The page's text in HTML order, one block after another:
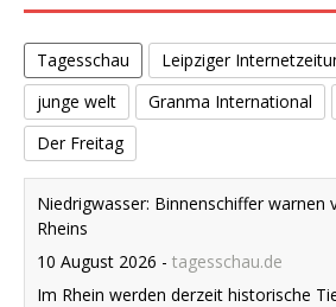
Tagesschau Leipziger
junge welt
Granma International
Der Freitag
Niedrigwasser: Binnenschiffer warnen
Rheins
10 August 2026 - tagesschau.de
Im Rhein werden derzeit historische